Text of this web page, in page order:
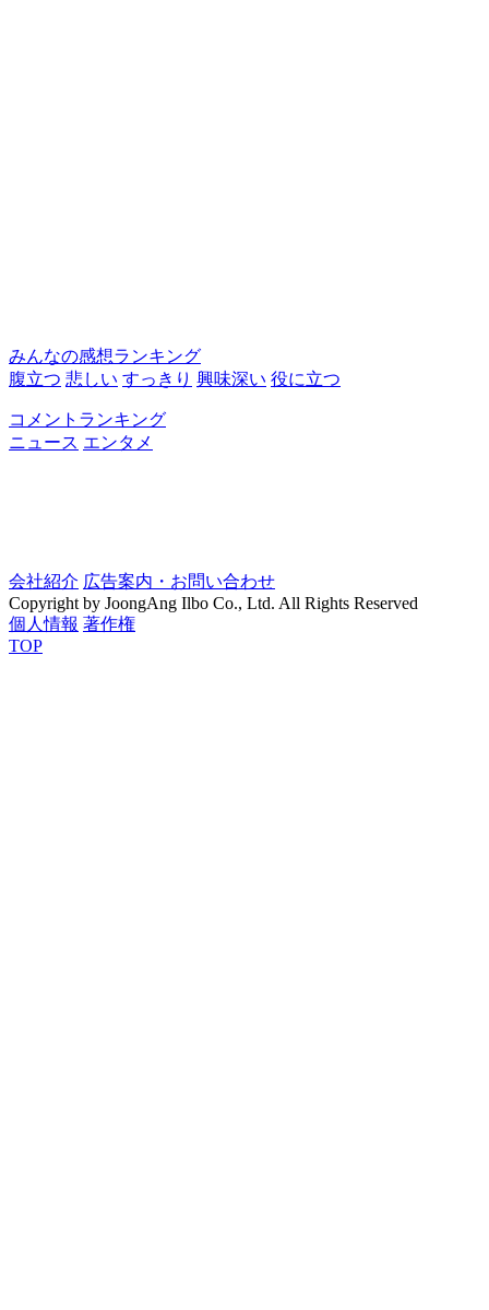
みんなの感想ランキング
腹立つ 悲しい すっきり 興味深い 役に立つ
コメントランキング
ニュース エンタメ
会社紹介 広告案内・お問い合わせ
Copyright by JoongAng Ilbo Co., Ltd. All Rights Reserved
個人情報 著作権
TOP